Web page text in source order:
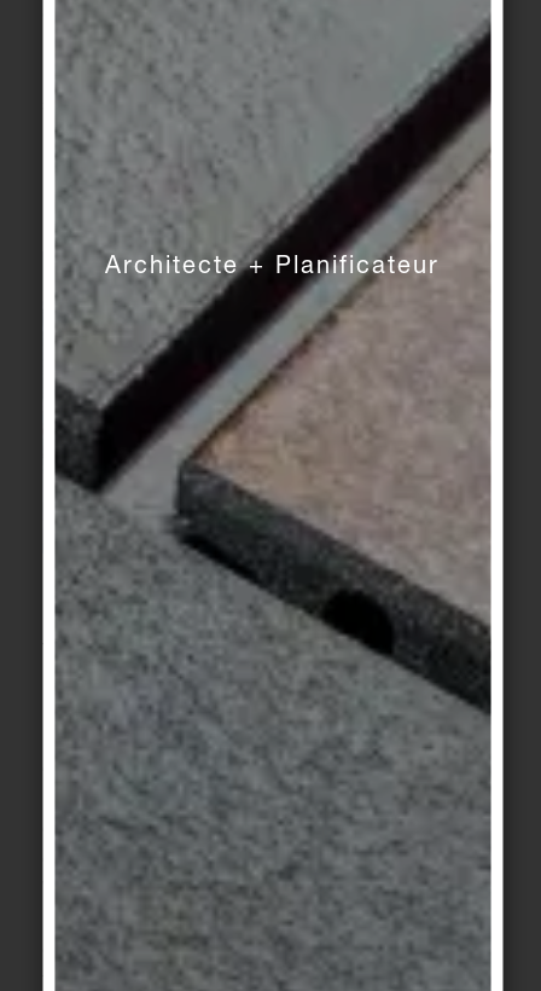
Architecte + Planificateur
efficaces, durables et respectueuses de
l'environnement. Avec le composant préfabriqué
breveté CarboCeram, Agrob Buchtal propose un
système innovant pour la rénovation rapide et
précise des margelles de piscine.
POURSUIVRE LA LECTURE
18.03.2026
Thermes d'Oberstdorf
Une atmosphère alpine en céramique
Les nouveaux thermes d'Oberstdorf, dans la région
de l'Allgäu, ont donné naissance à un centre de
bien-être et de santé alliant architecture alpine,
construction durable et matériaux de haute
qualité. Conçu par le cabinet d'architectes Auer
Weber, le nouveau bâtiment s'intègre
harmonieusement dans le paysage montagneux
grâce à ses formes clairement structurées, ses
toits en pente et sa façade en bois...